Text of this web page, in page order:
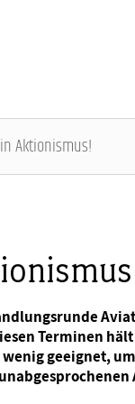
Aktionismus!
Terminen
geeignet,